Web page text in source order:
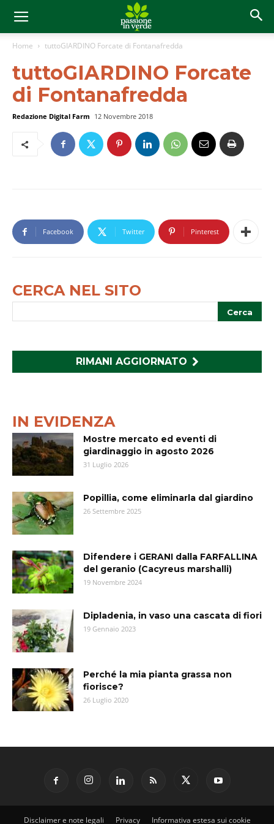
Home tuttoGIARDINO Forcate di Fontanafredda
tuttoGIARDINO Forcate
di Fontanafredda
Redazione Digital Farm 12 Novembre 2018
Facebook Twitter Pinterest
CERCA NEL SITO
RIMANI AGGIORNATO
IN EVIDENZA
Mostre mercato ed eventi di
giardinaggio in agosto 2026
31 Luglio 2026
Popillia, come eliminarla dal giardino
26 Settembre 2025
Difendere i GERANI dalla FARFALLINA
del geranio (Cacyreus marshalli)
19 Novembre 2024
Dipladenia, in vaso una cascata di fiori
19 Gennaio 2023
Perché la mia pianta grassa non
fiorisce?
26 Luglio 2020
Disclaimer e note legali Privacy Informativa estesa sui cookie